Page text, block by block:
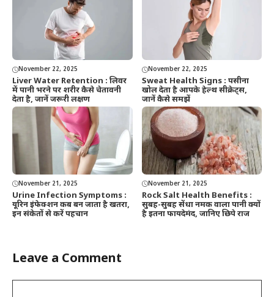
November 22, 2025
Liver Water Retention : लिवर
में पानी भरने पर शरीर कैसे चेतावनी
देता है, जानें जरूरी लक्षण
November 22, 2025
Sweat Health Signs : पसीना
खोल देता है आपके हेल्थ सीक्रेट्स,
जानें कैसे समझें
November 21, 2025
Urine Infection Symptoms :
यूरिन इंफेक्शन कब बन जाता है खतरा,
इन संकेतों से करें पहचान
November 21, 2025
Rock Salt Health Benefits :
सुबह-सुबह सेंधा नमक वाला पानी क्यों
है इतना फायदेमंद, जानिए छिपे राज
Leave a Comment